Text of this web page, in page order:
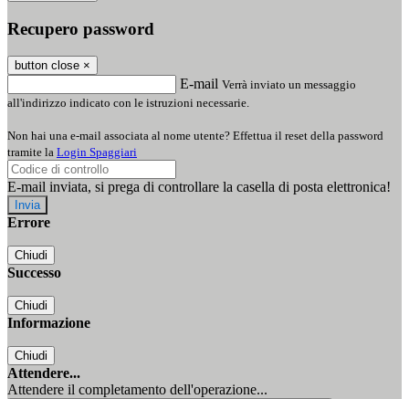
Recupero password
button close ×
E-mail Verrà inviato un messaggio
all'indirizzo indicato con le istruzioni necessarie.
Non hai una e-mail associata al nome utente? Effettua il reset della password
tramite la Login Spaggiari
E-mail inviata, si prega di controllare la casella di posta elettronica!
Errore
Chiudi
Successo
Chiudi
Informazione
Chiudi
Attendere...
Attendere il completamento dell'operazione...